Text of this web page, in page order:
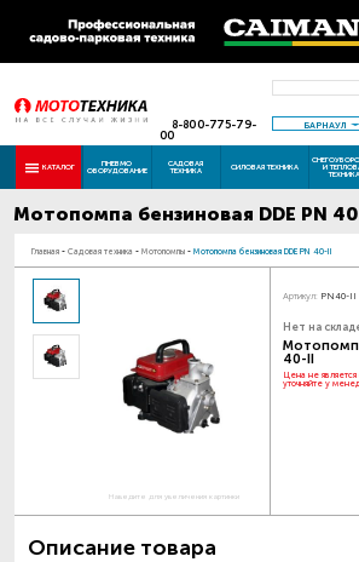
8-800-775-79-
00
БАРНАУЛ
КАТАЛОГ ПНЕВМО
ОБОРУДОВАНИЕ
САДОВАЯ
ТЕХНИКА СИЛОВАЯ ТЕХНИКА И
ТЕХНИКА
Мотопомпа бензиновая DDE PN
Главная - Садовая техника - Мотопомпы - Мотопомпа бензиновая DDE PN 40-II
Наведите для увеличения картинки
Артикул: PN40-II
Нет на
40-II
Цена не является
уточняйте у
Описание товара